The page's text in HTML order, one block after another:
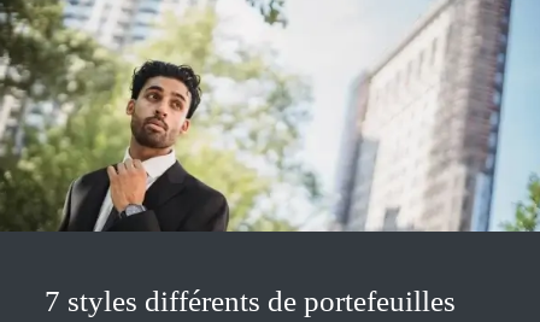
7 styles différents de portefeuilles